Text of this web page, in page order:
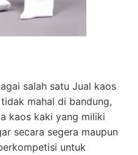
salah satu Jual kaos
mahal di bandung,
kaos kaki yang miliki
secara segera maupun
untuk